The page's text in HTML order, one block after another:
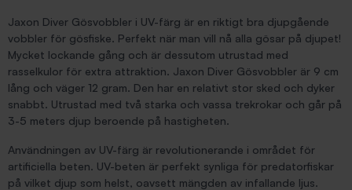
Jaxon Diver Gösvobbler i UV-färg är en riktigt bra djupgående
vobbler för gösfiske. Perfekt när man vill nå alla gösar på djupet!
Mycket lockande gång och är dessutom utrustad med
rasselkulor för extra attraktion. Jaxon Diver Gösvobbler är 9 cm
lång och väger 12 gram. Den har en relativt stor sked och dyker
snabbt. Utrustad med två starka och vassa trekrokar och går på
3-5 meters djup beroende på hastigheten.
Användningen av UV-färg är revolutionerande i området för
artificiella beten. UV-beten är perfekt synliga för predatorfiskar
på vilket djup som helst, oavsett mängden av infallande ljus.